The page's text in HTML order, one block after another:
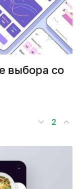
выбора со
2